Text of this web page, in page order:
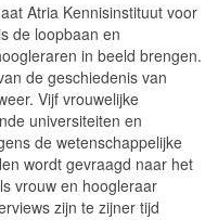
Atria Kennisinstituut voor
de loopbaan en
in beeld brengen.
de geschiedenis van
Vijf vrouwelijke
universiteiten en
de wetenschappelijke
wordt gevraagd naar het
vrouw en hoogleraar
zijn te zijner tijd